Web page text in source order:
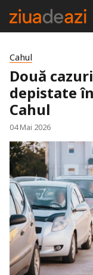
Cahul
Două
depistate
Cahul
04 Mai 2026